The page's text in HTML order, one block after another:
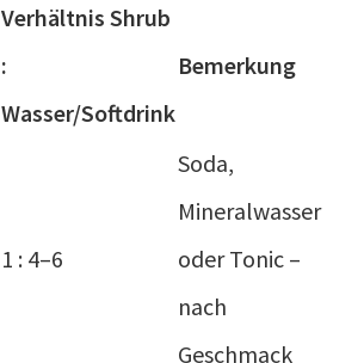
Verhältnis Shrub
:
Wasser/Softdrink
Bemerkung
1 : 4–6
Soda,
Mineralwasser
oder Tonic –
nach
Geschmack